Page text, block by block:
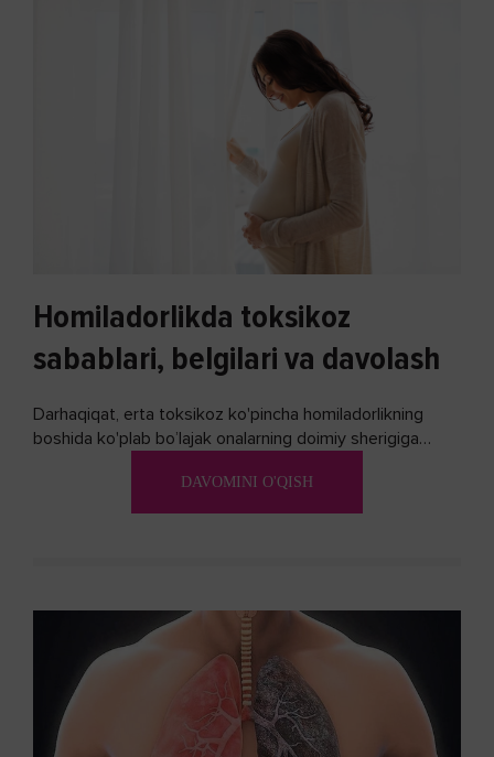
Homiladorlikda toksikoz
sabablari, belgilari va davolash
Darhaqiqat, erta toksikoz ko'pincha homiladorlikning
boshida ko'plab bo’lajak onalarning doimiy sherigiga
biron bir usuli bormi?DAVOMINI O'QISH